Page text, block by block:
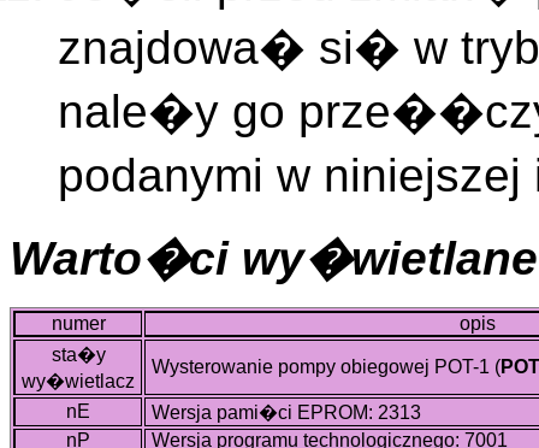
znajdowa� si� w
nale�y go
podanymi w
Warto�ci wy�wietlane
numer
opis
sta�y
wy�wietlacz
Wysterowanie pompy obiegowej POT-1 (
nE
Wersja pami�ci EPROM: 2313
nP
Wersja programu technologicznego: 7001